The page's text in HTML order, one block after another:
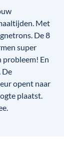
Met
De 8
super
probleem! En
De
opent naar
plaatst.